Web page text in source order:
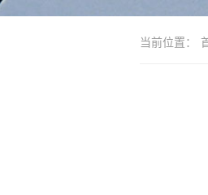
当前位置：